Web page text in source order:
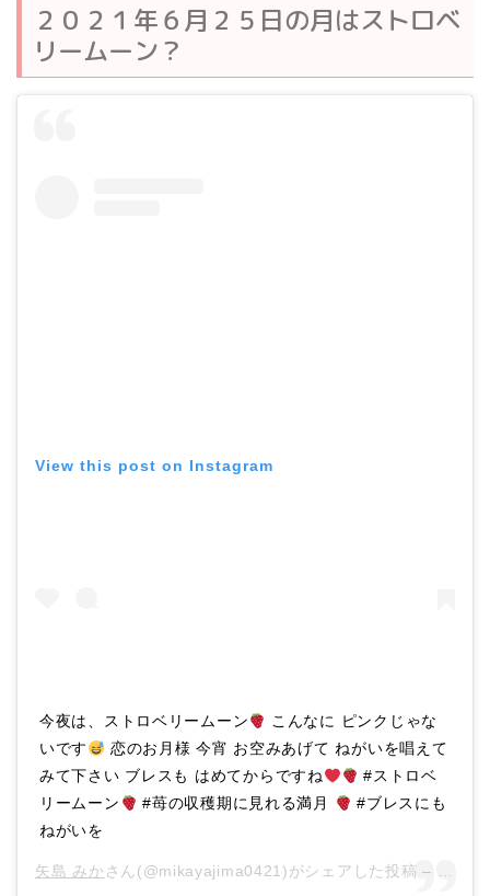
２０２１年６月２５日の月はストロベ
リームーン？
View this post on Instagram
今夜は、ストロベリームーン
こんなに ピンクじゃな
いです
恋のお月様 今宵 お空みあげて ねがいを唱えて
みて下さい ブレスも はめてからですね
#ストロベ
リームーン
#苺の収穫期に見れる満月
#ブレスにも
ねがいを
矢島 みかさん(@mikayajima0421)がシェアした投稿 –